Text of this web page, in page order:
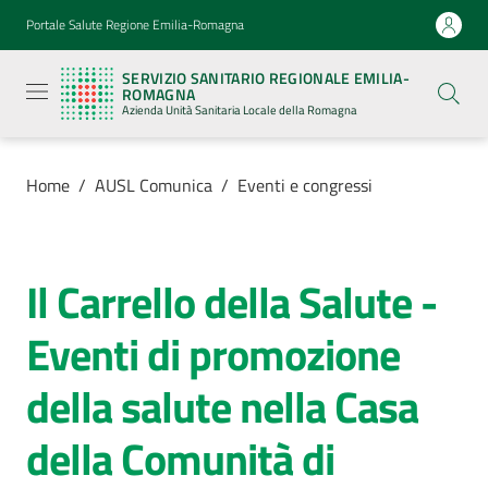
Vai al contenuto
Vai alla navigazione
Vai al footer
Portale Salute Regione Emilia-Romagna
SERVIZIO SANITARIO REGIONALE EMILIA-
ROMAGNA
Azienda Unità Sanitaria Locale della Romagna
Sanitario
Regionale
Emilia-
Romagna
Azienda
Sanitaria
Locale della
Azienda
Servizi
Luoghi
di
cura
Home / AUSL Comunica / Eventi e congressi
Salta al contenuto
Il Carrello della Salute -
Eventi di promozione
della salute nella Casa
della Comunità di